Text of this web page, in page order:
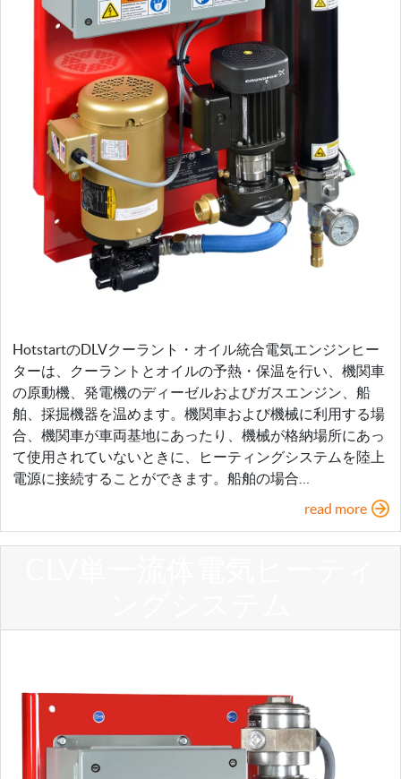
HotstartのDLVクーラント・オイル統合電気エンジンヒー
ターは、クーラントとオイルの予熱・保温を行い、機関車
の原動機、発電機のディーゼルおよびガスエンジン、船
舶、採掘機器を温めます。機関車および機械に利用する場
合、機関車が車両基地にあったり、機械が格納場所にあっ
て使用されていないときに、ヒーティングシステムを陸上
電源に接続することができます。船舶の場合…
read more